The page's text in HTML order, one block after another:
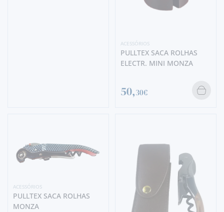
ACESSÓRIOS
PULLTEX SACA ROLHAS
ELECTR. MINI MONZA
50,30€
ACESSÓRIOS
PULLTEX SACA ROLHAS
MONZA